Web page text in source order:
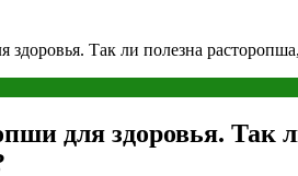
здоровья. Так ли полезна
для здоровья. Так